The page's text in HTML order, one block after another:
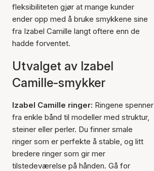
fleksibiliteten gjør at mange kunder
ender opp med å bruke smykkene sine
fra Izabel Camille langt oftere enn de
hadde forventet.
Utvalget av Izabel
Camille-smykker
Izabel Camille ringer: Ringene spenner
fra enkle bånd til modeller med struktur,
steiner eller perler. Du finner smale
ringer som er perfekte å stable, og litt
bredere ringer som gir mer
tilstedeværelse på hånden. Gå for